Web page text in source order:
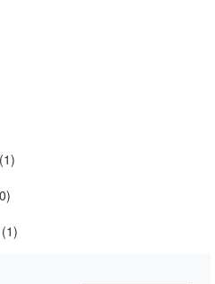
(1)
(1)